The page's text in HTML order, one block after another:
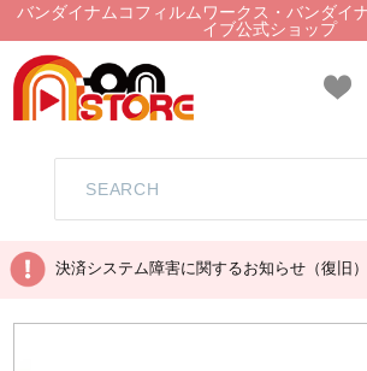
バンダイナムコフィルムワークス・バンダイ
イブ公式ショップ
決済システム障害に関するお知らせ（復旧）